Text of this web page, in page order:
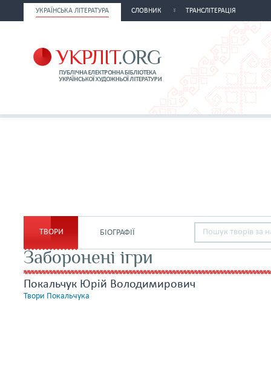
УКРАЇНСЬКА ЛІТЕРАТУРА СЛОВНИК ТРАНСЛІТЕРАЦІЯ
ТВОРИ БІОГРАФІЇ
Заборонені ігри
Покальчук Юрій Володимирович
Твори Покальчука